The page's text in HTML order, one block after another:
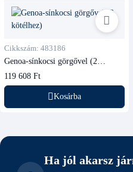
Cikkszám: 483186
Genoa-sínkocsi görgővel (2
119 608 Ft
Kosárba
Ha jól akarsz